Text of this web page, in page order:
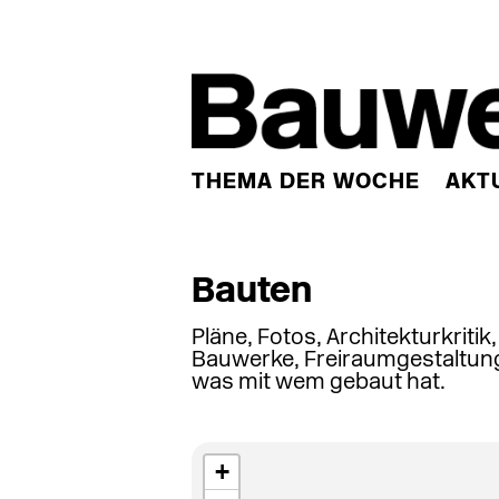
THEMA DER WOCHE
Bauten
Pläne, Fotos,
Bauwerke,
was mit wem gebaut hat.
+